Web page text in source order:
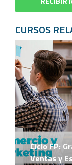
CURSOS
Ciclo FP:
Ventas y